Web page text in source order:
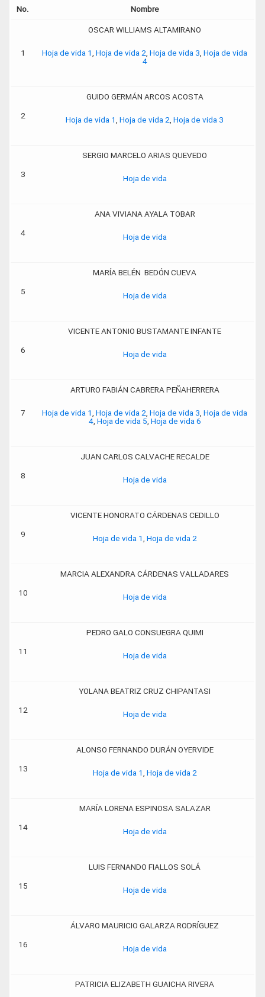
No. Nombre
1
OSCAR WILLIAMS ALTAMIRANO
Hoja de vida 1 Hoja de vida 2 Hoja de vida 3 Hoja de vida
4
2
GUIDO GERMÁN ARCOS ACOSTA
Hoja de vida 1 Hoja de vida 2 Hoja de vida 3
3
SERGIO MARCELO ARIAS QUEVEDO
Hoja de vida
4
ANA VIVIANA AYALA TOBAR
Hoja de vida
5
MARÍA BELÉN BEDÓN CUEVA
Hoja de vida
6
VICENTE ANTONIO BUSTAMANTE INFANTE
Hoja de vida
7
ARTURO FABIÁN CABRERA PEÑAHERRERA
Hoja de vida 1 Hoja de vida 2 Hoja de vida 3 Hoja de vida
4, Hoja de vida 5 Hoja de vida 6
8
JUAN CARLOS CALVACHE RECALDE
Hoja de vida
9
VICENTE HONORATO CÁRDENAS CEDILLO
Hoja de vida 1 Hoja de vida 2
10
MARCIA ALEXANDRA CÁRDENAS VALLADARES
Hoja de vida
11
PEDRO GALO CONSUEGRA QUIMI
Hoja de vida
12
YOLANA BEATRIZ CRUZ CHIPANTASI
Hoja de vida
13
ALONSO FERNANDO DURÁN OYERVIDE
Hoja de vida 1 Hoja de vida 2
14
MARÍA LORENA ESPINOSA SALAZAR
Hoja de vida
15
LUIS FERNANDO FIALLOS SOLÁ
Hoja de vida
16
ÁLVARO MAURICIO GALARZA RODRÍGUEZ
Hoja de vida
PATRICIA ELIZABETH GUAICHA RIVERA